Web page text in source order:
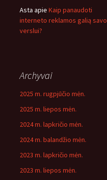
Asta apie Kaip panaudoti
interneto reklamos galią savo
verslui?
Archyvai
2025 m. rugpjūčio mėn.
2025 m. liepos mėn.
2024 m. lapkričio mėn.
2024 m. balandžio mėn.
2023 m. lapkričio mėn.
2023 m. liepos mėn.